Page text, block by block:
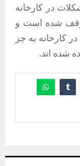
در کارخانه
شده است و
شاغل در کارخانه به جز
شده اند.